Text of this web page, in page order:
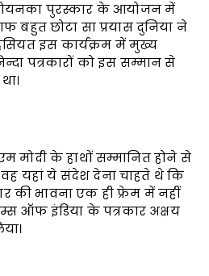
पुरस्कार के आयोजन में
बहुत छोटा सा प्रयास दुनिया ने
इस कार्यक्रम में मुख्य
पत्रकारों को इस सम्मान से
मोदी के हाथों सम्मानित होने से
यहां ये संदेश देना चाहते थे कि
भावना एक ही फ्रेम में नहीं
ऑफ इंडिया के पत्रकार अक्षय